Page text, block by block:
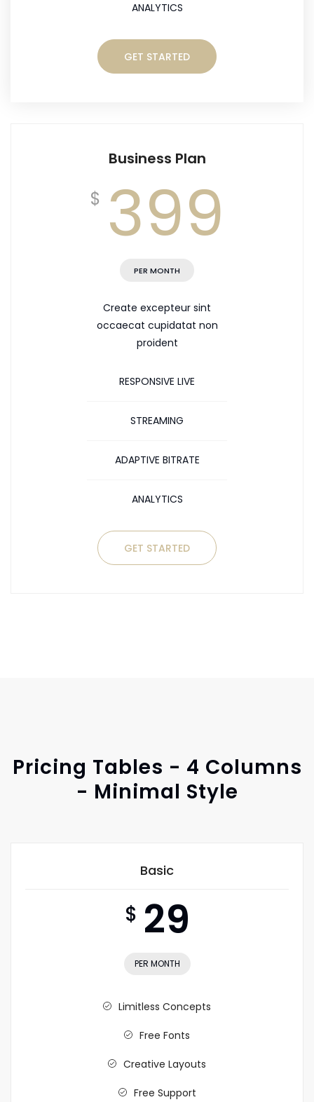
ANALYTICS
GET STARTED
Business Plan
$ 399
PER MONTH
Create excepteur sint
occaecat cupidatat non
proident
RESPONSIVE LIVE
STREAMING
ADAPTIVE BITRATE
ANALYTICS
GET STARTED
Pricing Tables - 4 Columns
- Minimal Style
Basic
$ 29
PER MONTH
Limitless Concepts
Free Fonts
Creative Layouts
Free Support